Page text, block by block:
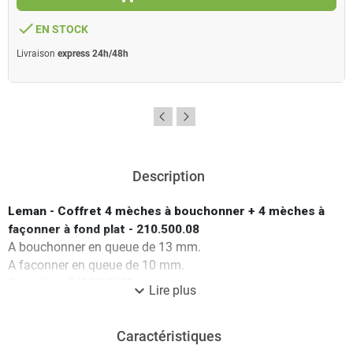
done EN STOCK
Livraison express 24h/48h
Description
Leman - Coffret 4 mèches à bouchonner + 4 mèches à
façonner à fond plat - 210.500.08
A bouchonner en queue de 13 mm.
A faconner en queue de 10 mm.
Diamètre : 8/10/12/15 mm
expand_more Lire plus
Caractéristiques